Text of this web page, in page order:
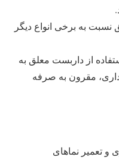
به برخی انواع دیگر
از داربست معلق به
مقرون به صرفه
و تعمیر نماهای